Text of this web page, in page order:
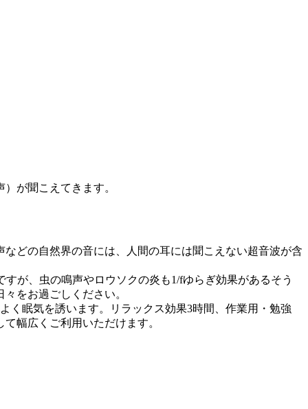
が聞こえてきます。
どの自然界の音には、人間の耳には聞こえない超音波が含
が、虫の鳴声やロウソクの炎も1/fゆらぎ効果があるそう
をお過ごしください。
く眠気を誘います。リラックス効果3時間、作業用・勉強
幅広くご利用いただけます。